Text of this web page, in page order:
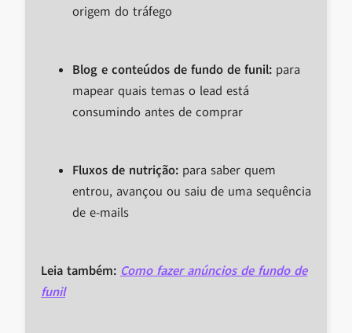
origem do tráfego
Blog e conteúdos de fundo de funil: para
mapear quais temas o lead está
consumindo antes de comprar
Fluxos de nutrição: para saber quem
entrou, avançou ou saiu de uma sequência
de e-mails
Leia também: Como fazer anúncios de fundo de
funil